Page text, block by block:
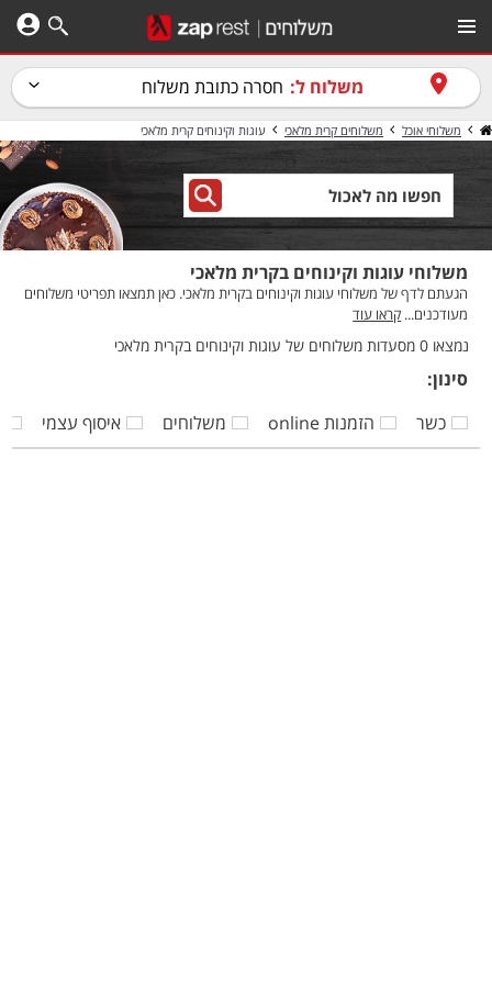
משלוח ל: חסרה כתובת משלוח
משלוחי אוכל משלוחים קרית מלאכי עוגות וקינוחים קרית מלאכי
משלוחי עוגות וקינוחים בקרית מלאכי
הגעתם לדף של משלוחי עוגות וקינוחים בקרית מלאכי. כאן תמצאו תפריטי משלוחים
מעודכנים... קראו עוד
נמצאו 0 מסעדות משלוחים של עוגות וקינוחים בקרית מלאכי
סינון:
כשר
הזמנות online משלוחים איסוף עצמי